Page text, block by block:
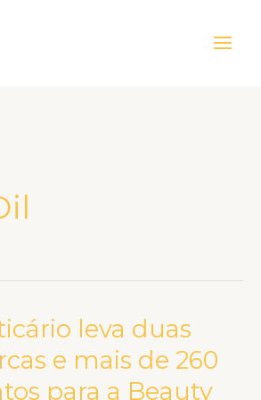
Menu
leva duas
e mais de 260
para a Beauty